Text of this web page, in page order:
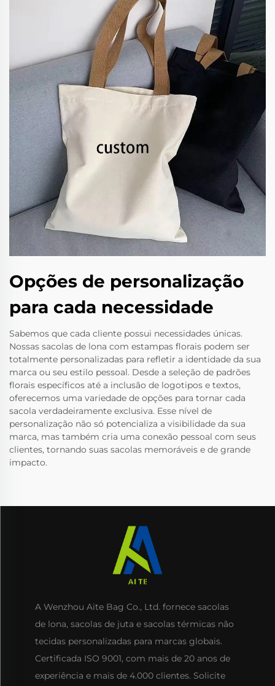
Opções de personalização
para cada necessidade
Sabemos que cada cliente possui necessidades únicas.
Nossas sacolas de lona com estampas florais podem ser
totalmente personalizadas para refletir a identidade da sua
marca ou seu estilo pessoal. Desde a seleção de padrões
florais específicos até a inclusão de logotipos e textos,
oferecemos uma variedade de opções para tornar cada
sacola verdadeiramente exclusiva. Esse nível de
personalização não só potencializa a visibilidade da sua
marca, mas também cria uma conexão pessoal com seus
clientes, tornando suas sacolas memoráveis e de grande
impacto.
A Wenzhou Aite Bag Co., Ltd. fornece sacolas
de lona, sacolas de juta e sacolas térmicas não
tecidas personalizadas para marcas globais.
Certificada ISO 9001, com mais de 20 anos de
experiência e mais de 4.000 clientes. Solicite